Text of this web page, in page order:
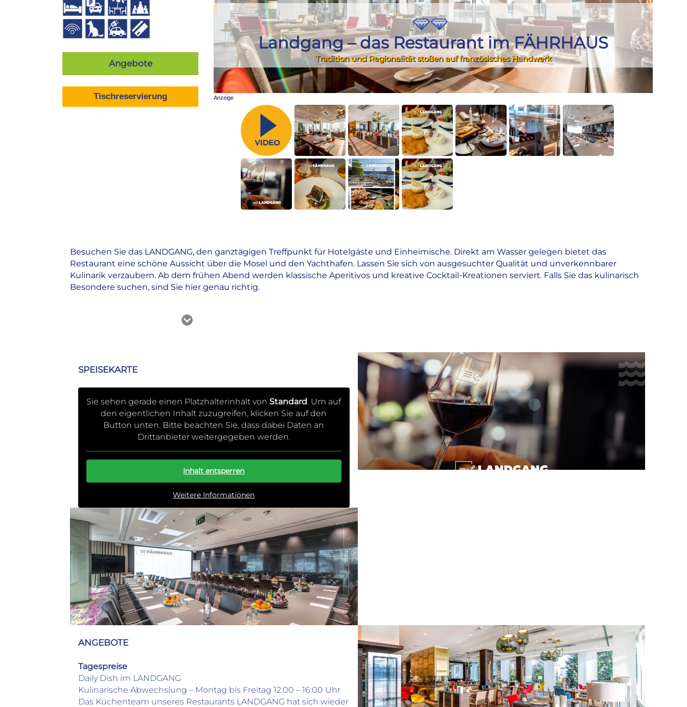
Angebote
Tischreservierung
Landgang – das Restaurant im FÄHRHAUS
Tradition und Regionalität stoßen auf französisches Handwerk
Anzeige
Besuchen Sie das LANDGANG, den ganztägigen Treffpunkt für Hotelgäste und Einheimische. Direkt am Wasser gelegen bietet das
Restaurant eine schöne Aussicht über die Mosel und den Yachthafen. Lassen Sie sich von ausgesuchter Qualität und unverkennbarer
Kulinarik verzaubern. Ab dem frühen Abend werden klassische Aperitivos und kreative Cocktail-Kreationen serviert. Falls Sie das kulinarisch
Besondere suchen, sind Sie hier genau richtig.
Küche
Regional
Öffnungszeiten
12:00 – 16:30 Uhr
Dienstag
12:00 – 16:30 Uhr
18:00 – 21:30 Uhr
Mittwoch
12:00 – 16:30 Uhr
18:00 – 21:30 Uhr
Donnerstag
18:00 – 21:30 Uhr
Freitag
12:00 – 16:30 Uhr
18:00 – 21:30 Uhr
Samstag
12:00 – 16:30 Uhr
12:00 – 16:30 Uhr
18:00 – 21:30 Uhr
12:00 – 16:30 Uhr
18:00 – 21:30 Uhr
Preise
Hauptgericht: 29-40 EUR
Menü Dinner: 55-89 EUR
Menü Lunch: 29-69 EUR
Gästezimmer
Zahlungsarten
VISA
MASTERCARD
AMEX
Sitzplätze innen 70
Terrasse/Biergarten
Ladestation für Elektroautos
WLAN verfügbar
Naturnahe Lage
Aussicht
Hunde erlaubt
Parkplätze kostenfrei
Busparkplätze kostenfrei
Barrierefreies Restaurant
Barrierefreier Zugang zum Restaurant
SPEISEKARTE
Sie sehen gerade einen Platzhalterinhalt vonStandard. Um auf
den eigentlichen Inhalt zuzugreifen, klicken Sie auf den
Button unten. Bitte beachten Sie, dass dabei Daten an
Drittanbieter weitergegeben werden.
Inhalt entsperren
Weitere Informationen
ANGEBOTE
Tagespreise
Daily Dish im LANDGANG
Kulinarische Abwechslung – Montag bis Freitag 12:00 – 16:00 Uhr
Das Küchenteam unseres Restaurants LANDGANG hat sich wieder